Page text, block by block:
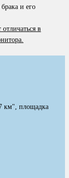
и его
в
км", площадка